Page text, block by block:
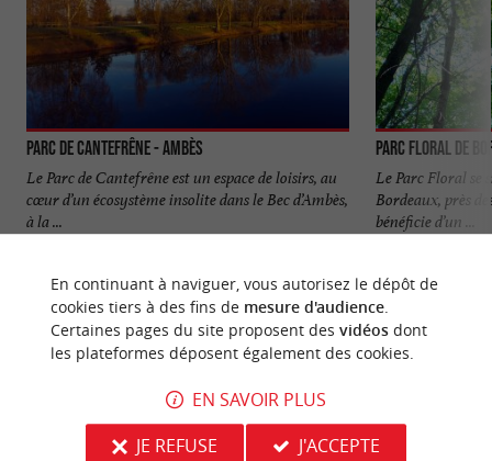
Parc de Cantefrêne - Ambès
Le Parc de Cantefrêne est un espace de loisirs, au
cœur d’un écosystème insolite dans le Bec d’Ambès,
à la ...
Parc floral de
Le Parc Floral se
Bordeaux, près
bénéficie d’un ...
NOUS AVONS TESTÉPOUR VOUS
En continuant à naviguer, vous autorisez le dépôt de
cookies tiers à des fins de mesure d'audience.
Certaines pages du site proposent des vidéosdont
les plateformes déposent également des cookies.
EN SAVOIR PLUS
JE REFUSE
J'ACCEPTE